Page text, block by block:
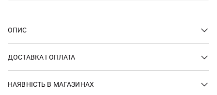
ОПИС
ДОСТАВКА І ОПЛАТА
НАЯВНІСТЬ В МАГАЗИНАХ